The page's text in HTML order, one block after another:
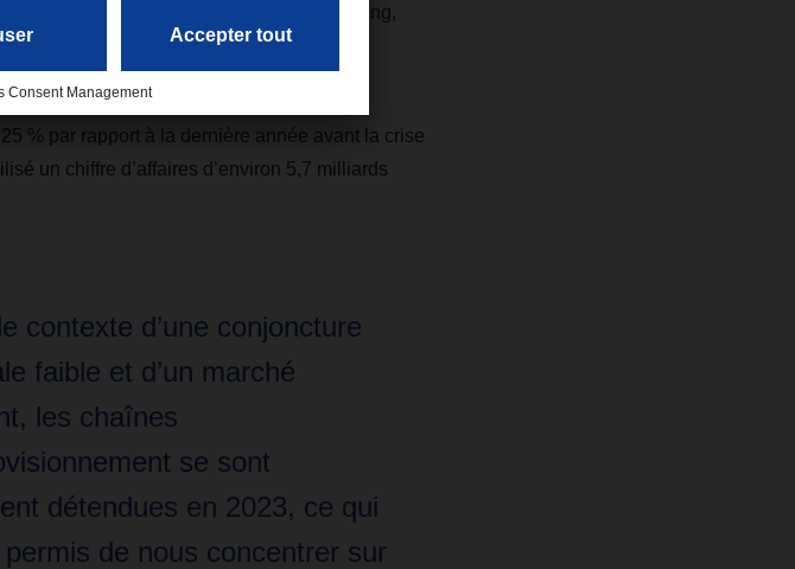
de nos réseaux », explique Burkhard Eling,
% par rapport à la dernière année avant la crise
un chiffre d’affaires d’environ 5,7 milliards
contexte d’une conjoncture
faible et d’un marché
les chaînes
se sont
détendues en 2023, ce qui
permis de nous concentrer sur